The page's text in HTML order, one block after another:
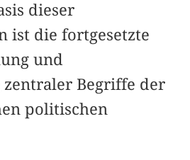
dieser
ist die fortgesetzte
und
Begriffe der
politischen